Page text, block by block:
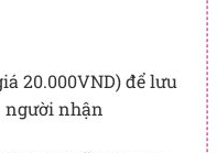
20.000VND) để lưu
người nhận